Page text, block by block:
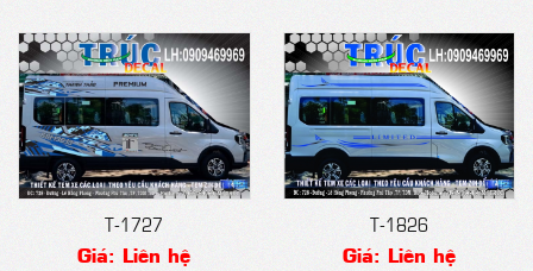
T-1727
Giá: Liên hệ
T-1826
Giá: Liên hệ